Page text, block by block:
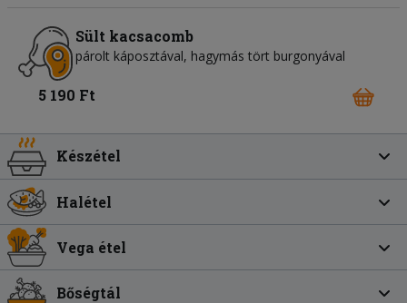
Sült kacsacomb
párolt káposztával, hagymás tört burgonyával
5 190 Ft
Készétel
Halétel
Vega étel
Bőségtál